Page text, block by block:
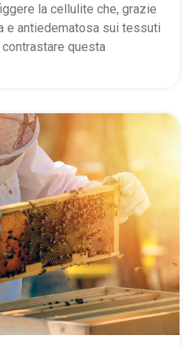
la cellulite che, grazie
e antiedematosa sui tessuti
questa